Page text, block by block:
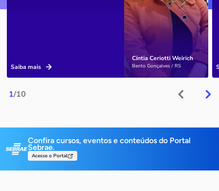
1/10
Cíntia Ceriotti Weirich
Bento Gonçalves / RS
Saiba mais
Confira cursos, eventos e conteúdos do Portal
Sebrae.
Acesse o Portal